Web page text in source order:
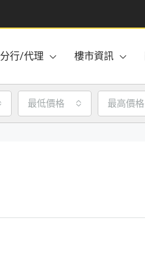
分行/代理 樓市資訊
最低價格 最高價格